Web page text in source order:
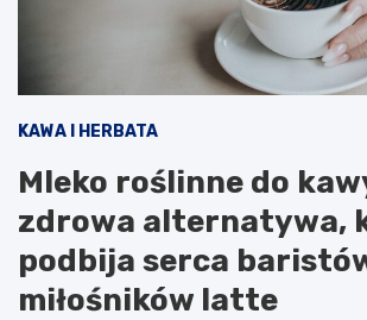
KAWA I HERBATA
Mleko roślinne do
zdrowa alternatywa,
podbija serca
miłośników latte